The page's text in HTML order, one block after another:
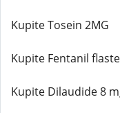
Kupite Tosein 2MG
Kupite Fentanil
Kupite Dilaudide 8